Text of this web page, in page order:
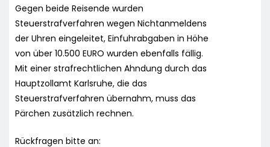
Gegen beide Reisende wurden
Steuerstrafverfahren wegen Nichtanmeldens
der Uhren eingeleitet, Einfuhrabgaben in Höhe
von über 10.500 EURO wurden ebenfalls fällig.
Mit einer strafrechtlichen Ahndung durch das
Hauptzollamt Karlsruhe, die das
Steuerstrafverfahren übernahm, muss das
Pärchen zusätzlich rechnen.
Rückfragen bitte an: